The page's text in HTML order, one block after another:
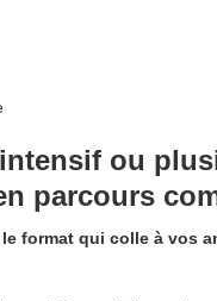
ou
parcours
format qui colle à vos